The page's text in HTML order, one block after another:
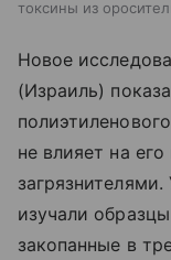
токсины из
Новое
(Израиль)
полиэтиленового
не влияет на
изучали
закопанные в